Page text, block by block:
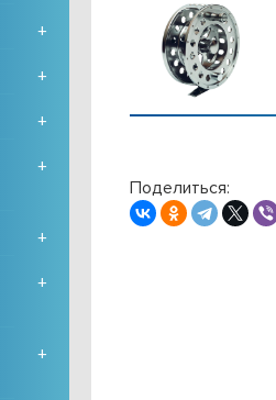
+
+
+
+
+
+
+
Поделиться: